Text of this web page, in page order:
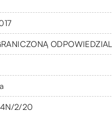
2/20